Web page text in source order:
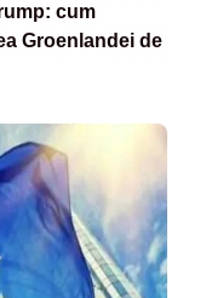
cum
Groenlandei de